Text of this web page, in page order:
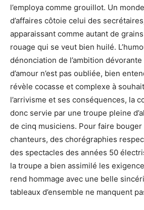
l’employa comme grouillot. Un
d’affaires côtoie celui des
apparaissant comme autant de
rouage qui se veut bien huilé.
dénonciation de l’ambition dévorante
d’amour n’est pas oubliée, bien
révèle cocasse et complexe à
l’arrivisme et ses conséquences, la
donc servie par une troupe pleine
de cinq musiciens. Pour faire
chanteurs, des chorégraphies
des spectacles des années 50
la troupe a bien assimilé les
rend hommage avec une belle
tableaux d’ensemble ne manquent